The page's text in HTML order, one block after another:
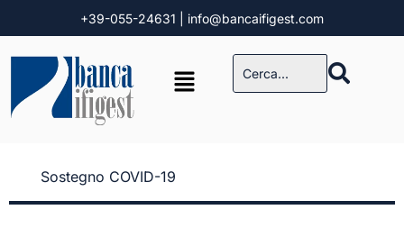
+39-055-24631 | info@bancaifigest.com
Sostegno COVID-19